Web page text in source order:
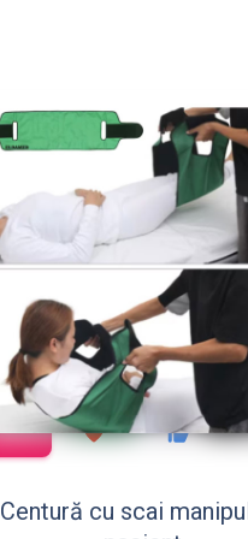
add_shopping_cart
favorite thumb_up
Centură cu scai